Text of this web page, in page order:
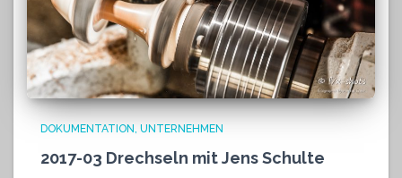
DOKUMENTATION UNTERNEHMEN
2017-03 Drechseln mit Jens Schulte